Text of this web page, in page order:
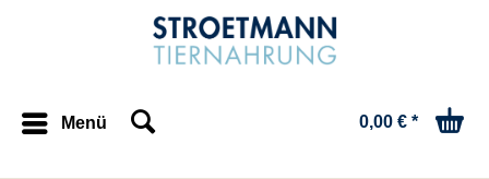
Menü 0,00 € *